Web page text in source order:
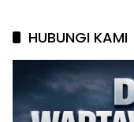
HUBUNGI KAMI